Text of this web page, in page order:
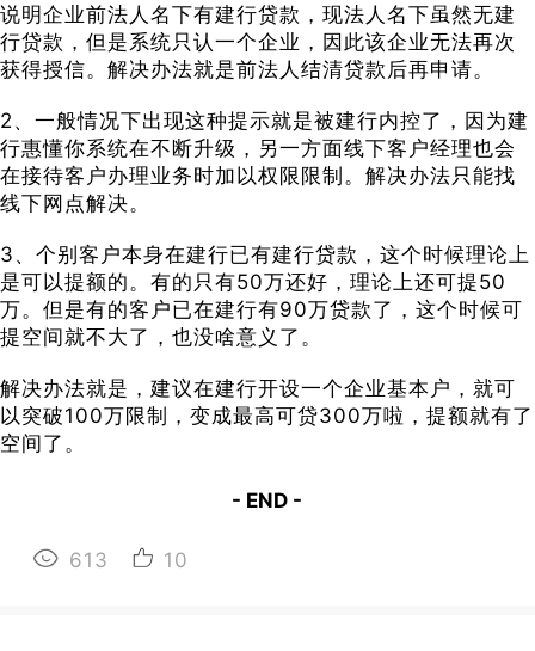
说明企业前法人名下有建行贷款，现法人名下虽然无建
行贷款，但是系统只认一个企业，因此该企业无法再次
获得授信。解决办法就是前法人结清贷款后再申请。
2、一般情况下出现这种提示就是被建行内控了，因为建
行惠懂你系统在不断升级，另一方面线下客户经理也会
在接待客户办理业务时加以权限限制。解决办法只能找
线下网点解决。
3、个别客户本身在建行已有建行贷款，这个时候理论上
是可以提额的。有的只有50万还好，理论上还可提50
万。但是有的客户已在建行有90万贷款了，这个时候可
提空间就不大了，也没啥意义了。
解决办法就是，建议在建行开设一个企业基本户，就可
以突破100万限制，变成最高可贷300万啦，提额就有了
空间了。
- END -
613 10